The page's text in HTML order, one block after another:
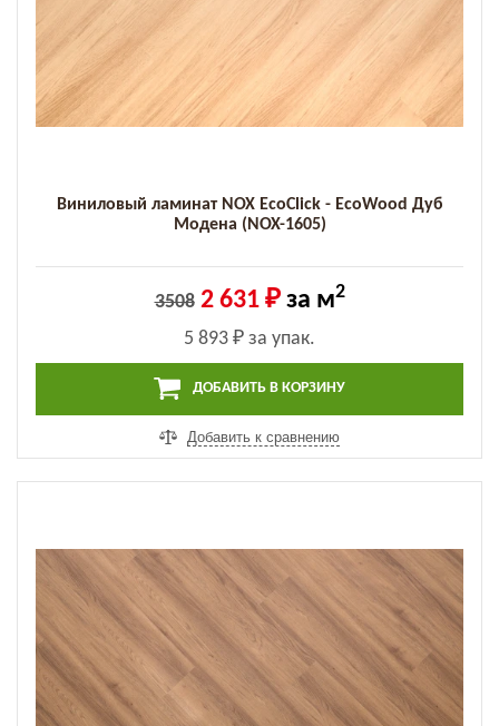
Виниловый ламинат NOX EcoClick - EcoWood Дуб
Модена (NOX-1605)
3508 2 631 ₽за м2
5 893 ₽ за упак.
ДОБАВИТЬ В КОРЗИНУ
Добавить к сравнению